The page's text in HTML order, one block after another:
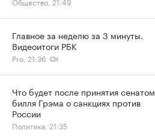
Главное за неделю за 3 минуты.
Видеоитоги РБК
Pro, 21:36
Что будет после принятия сенатом
билля Грэма о санкциях против
России
Политика, 21:35